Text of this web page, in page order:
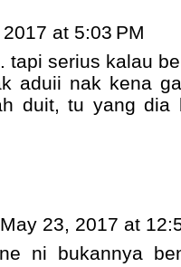
at 5:03 PM
tapi serius kalau
aduii nak kena
duit, tu yang dia
May 23, 2017 at
ni bukannya